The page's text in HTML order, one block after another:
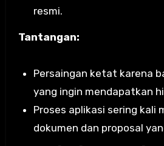
resmi.
Tantangan:
Persaingan ketat karena
yang ingin mendapatkan
Proses aplikasi sering kali
dokumen dan proposal